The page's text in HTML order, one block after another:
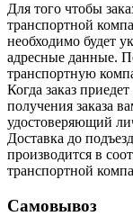
Для того чтобы
транспортной
необходимо будет
адресные данные.
транспортную
Когда заказ
получения заказа
удостоверяющий
Доставка до
производится в
транспортной
Самовывоз